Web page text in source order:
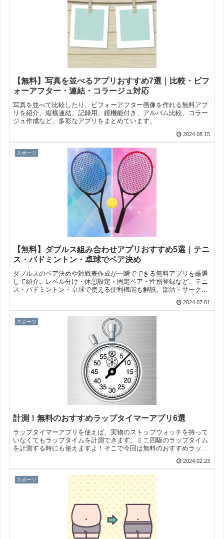
【無料】写真を並べるアプリおすすめ7選｜比較・ビフ
ォーアフター・連結・コラージュ対応
写真を並べて比較したり、ビフォーアフター画像を作れる無料アプ
リを紹介。縦横連結、記録用、鏡機能付き、アルバム比較、コラー
ジュ作成など、多彩なアプリをまとめています。
2024.08.15
スポーツ
【無料】ダブルス組み合わせアプリおすすめ5選｜テニ
ス・バドミントン・卓球でペア決め
ダブルスのペア決めや対戦表作成が一瞬でできる無料アプリを厳選
して紹介。レベル分け・休憩設定・固定ペア・性別登録など、テニ
ス・バドミントン・卓球で使える便利機能も解説。部活・サーク
2024.07.01
スポーツ
計測！無料のおすすめラップタイマーアプリ6選
ラップタイマーアプリを使えば、実物のストップウォッチを持って
いなくてもラップタイムを計測できます。ミニ四駆のラップタイム
を計測する時にも使えますよ！そこで今回は無料のおすすめラップ
2024.02.23
スポーツ